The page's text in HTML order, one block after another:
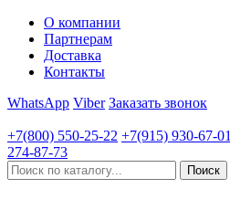
О компании
Партнерам
Доставка
Контакты
WhatsApp Viber Заказать звонок
+7(800) 550-25-22 +7(915) 930-67-01
274-87-73